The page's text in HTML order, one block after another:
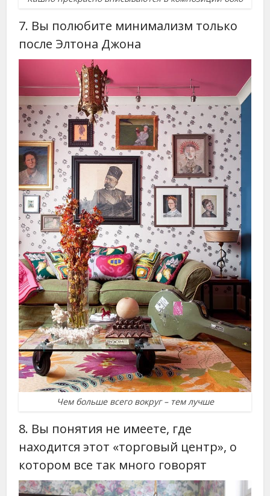
7. Вы полюбите минимализм только
после Элтона Джона
Чем больше всего вокруг – тем лучше
8. Вы понятия не имеете, где
находится этот «торговый центр», о
котором все так много говорят